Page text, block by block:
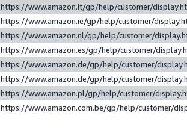
https://www.amazon.it/gp/help/customer/
https://www.amazon.ie/gp/help/customer/
https://www.amazon.nl/gp/help/customer/
https://www.amazon.es/gp/help/customer/
https://www.amazon.de/gp/help/customer/
https://www.amazon.de/gp/help/customer/
https://www.amazon.pl/gp/help/customer/
https://www.amazon.com.be/gp/help/customer/